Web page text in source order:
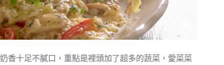
奶香十足不膩口，重點是裡頭加了超多的蔬菜，愛菜菜